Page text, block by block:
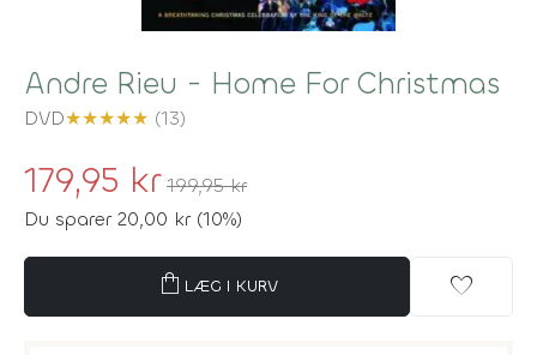
Andre Rieu - Home For Christmas
DVD★★★★★ (13)
179,95 kr 199,95 kr
Du sparer 20,00 kr (10%)
shopping_bag LÆG I KURV favorite